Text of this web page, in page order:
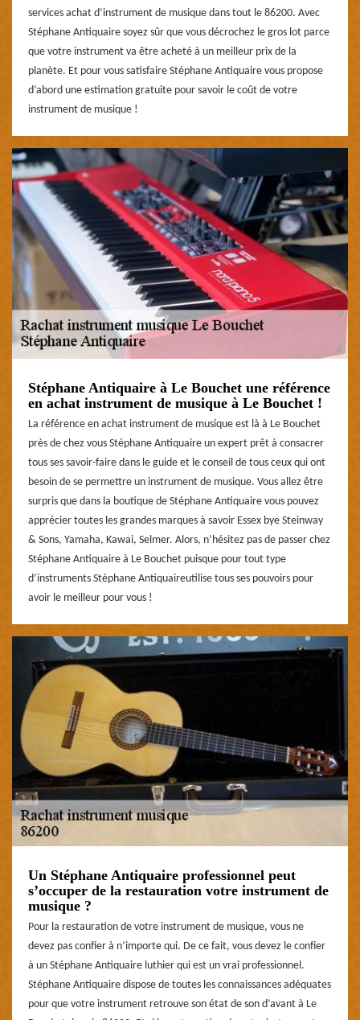
services achat d’instrument de musique dans tout le 86200. Avec
Stéphane Antiquaire soyez sûr que vous décrochez le gros lot parce
que votre instrument va être acheté à un meilleur prix de la
planète. Et pour vous satisfaire Stéphane Antiquaire vous propose
d’abord une estimation gratuite pour savoir le coût de votre
instrument de musique !
Stéphane Antiquaire à Le Bouchet une référence
en achat instrument de musique à Le Bouchet !
La référence en achat instrument de musique est là à Le Bouchet
près de chez vous Stéphane Antiquaire un expert prêt à consacrer
tous ses savoir-faire dans le guide et le conseil de tous ceux qui ont
besoin de se permettre un instrument de musique. Vous allez être
surpris que dans la boutique de Stéphane Antiquaire vous pouvez
apprécier toutes les grandes marques à savoir Essex bye Steinway
& Sons, Yamaha, Kawai, Selmer. Alors, n’hésitez pas de passer chez
Stéphane Antiquaire à Le Bouchet puisque pour tout type
d’instruments Stéphane Antiquaireutilise tous ses pouvoirs pour
avoir le meilleur pour vous !
Un Stéphane Antiquaire professionnel peut
s’occuper de la restauration votre instrument de
musique ?
Pour la restauration de votre instrument de musique, vous ne
devez pas confier à n’importe qui. De ce fait, vous devez le confier
à un Stéphane Antiquaire luthier qui est un vrai professionnel.
Stéphane Antiquaire dispose de toutes les connaissances adéquates
pour que votre instrument retrouve son état de son d’avant à Le